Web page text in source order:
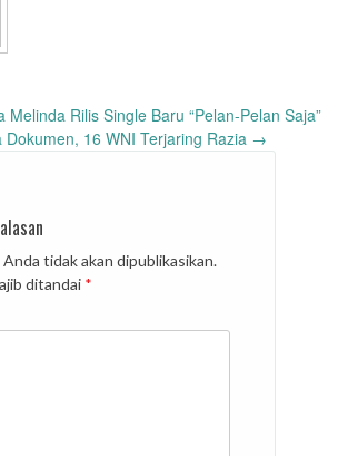
Melinda Rilis Single Baru “Pelan-Pelan Saja”
Dokumen, 16 WNI Terjaring Razia →
tidak akan dipublikasikan.
ditandai *